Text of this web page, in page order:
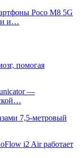
Poco M8 5G
и…
помогая
—
7,5-метровый
i2 Air работает